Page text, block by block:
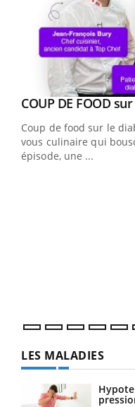
Youtube
COUP DE FOOD
Coup de food sur le
vous culinaire qui
épisode, une ...
LES MALADIES